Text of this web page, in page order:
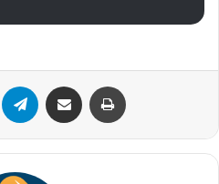
WhatsAppTelegram Compartilhar via e-mail